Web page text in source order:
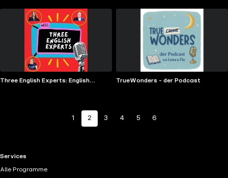
ERC Ingolstadt
Three English Experts: English
TrueWonders - der Podcast
1 2 3 4 5 6
RTL+ useful links.
Services
Alle Programme